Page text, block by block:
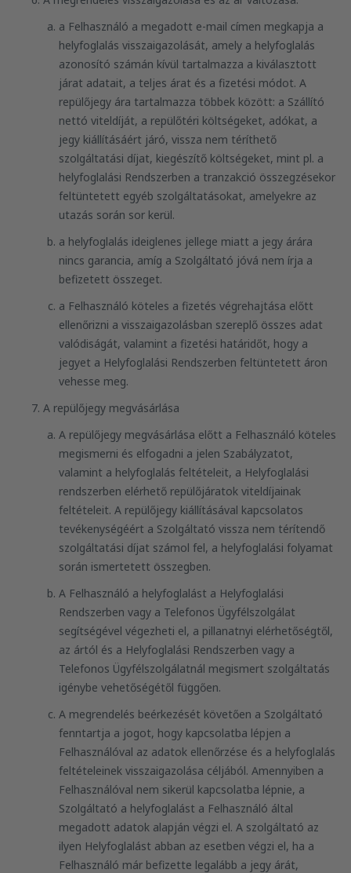
a Felhasználó a megadott e-mail címen megkapja a
helyfoglalás visszaigazolását, amely a helyfoglalás
azonosító számán kívül tartalmazza a kiválasztott
járat adatait, a teljes árat és a fizetési módot. A
repülőjegy ára tartalmazza többek között: a Szállító
nettó viteldíját, a repülőtéri költségeket, adókat, a
jegy kiállításáért járó, vissza nem téríthető
szolgáltatási díjat, kiegészítő költségeket, mint pl. a
helyfoglalási Rendszerben a tranzakció összegzésekor
feltüntetett egyéb szolgáltatásokat, amelyekre az
utazás során sor kerül.
a helyfoglalás ideiglenes jellege miatt a jegy árára
nincs garancia, amíg a Szolgáltató jóvá nem írja a
befizetett összeget.
a Felhasználó köteles a fizetés végrehajtása előtt
ellenőrizni a visszaigazolásban szereplő összes adat
valódiságát, valamint a fizetési határidőt, hogy a
jegyet a Helyfoglalási Rendszerben feltüntetett áron
vehesse meg.
A repülőjegy megvásárlása
A repülőjegy megvásárlása előtt a Felhasználó köteles
megismerni és elfogadni a jelen Szabályzatot,
valamint a helyfoglalás feltételeit, a Helyfoglalási
rendszerben elérhető repülőjáratok viteldíjainak
feltételeit. A repülőjegy kiállításával kapcsolatos
tevékenységéért a Szolgáltató vissza nem térítendő
szolgáltatási díjat számol fel, a helyfoglalási folyamat
során ismertetett összegben.
A Felhasználó a helyfoglalást a Helyfoglalási
Rendszerben vagy a Telefonos Ügyfélszolgálat
segítségével végezheti el, a pillanatnyi elérhetőségtől,
az ártól és a Helyfoglalási Rendszerben vagy a
Telefonos Ügyfélszolgálatnál megismert szolgáltatás
igénybe vehetőségétől függően.
A megrendelés beérkezését követően a Szolgáltató
fenntartja a jogot, hogy kapcsolatba lépjen a
Felhasználóval az adatok ellenőrzése és a helyfoglalás
feltételeinek visszaigazolása céljából. Amennyiben a
Felhasználóval nem sikerül kapcsolatba lépnie, a
Szolgáltató a helyfoglalást a Felhasználó által
megadott adatok alapján végzi el. A szolgáltató az
ilyen Helyfoglalást abban az esetben végzi el, ha a
Felhasználó már befizette legalább a jegy árát,